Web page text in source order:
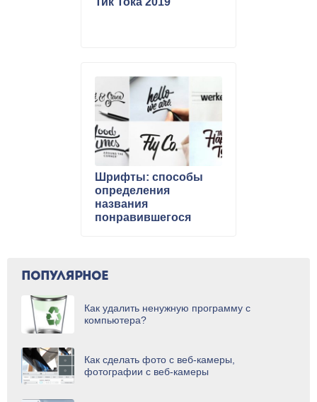
Шрифты: способы
определения
названия
понравившегося
ПОПУЛЯРНОЕ
Как удалить ненужную программу с
компьютера?
Как сделать фото с веб-камеры,
фотографии с веб-камеры